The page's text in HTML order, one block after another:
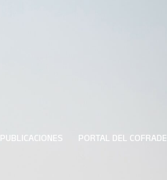
PUBLICACIONES PORTAL DEL COFRADE